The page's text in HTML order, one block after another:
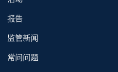
报告
监管新闻
常问问题